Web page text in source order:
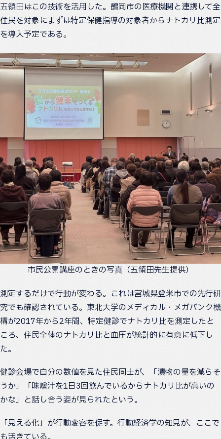
五領田はこの技術を活用した。鶴岡市の医療機関と連携して全
住民を対象にまずは特定保健指導の対象者からナトカリ比測定
を導入予定である。
市民公開講座のときの写真（五領田先生提供）
測定するだけで行動が変わる。これは宮城県登米市での先行研
究でも確認されている。東北大学のメディカル・メガバンク機
構が2017年から2年間、特定健診でナトカリ比を測定したと
ころ、住民全体のナトカリ比と血圧が統計的に有意に低下し
た。
健診会場で自分の数値を見た住民同士が、「漬物の量を減らそ
うか」「味噌汁を1日3回飲んでいるからナトカリ比が高いの
かな」と話し合う姿が見られたという。
「見える化」が行動変容を促す。行動経済学の知見が、ここで